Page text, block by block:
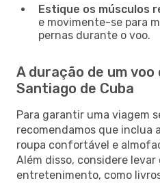
Estique os músculos
e movimente-se para
pernas durante o voo.
A duração de um
Santiago de Cuba
Para garantir uma viagem
recomendamos que inclua
roupa confortável e
Além disso, considere levar
entretenimento, como